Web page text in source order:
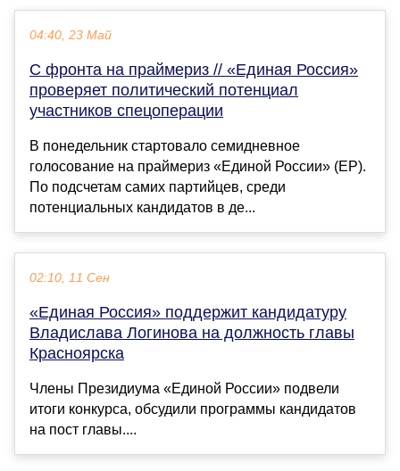
04:40, 23 Май
С фронта на праймериз // «Единая Россия»
проверяет политический потенциал
участников спецоперации
В понедельник стартовало семидневное
голосование на праймериз «Единой России» (ЕР).
По подсчетам самих партийцев, среди
потенциальных кандидатов в де...
02:10, 11 Сен
«Единая Россия» поддержит кандидатуру
Владислава Логинова на должность главы
Красноярска
Члены Президиума «Единой России» подвели
итоги конкурса, обсудили программы кандидатов
на пост главы....